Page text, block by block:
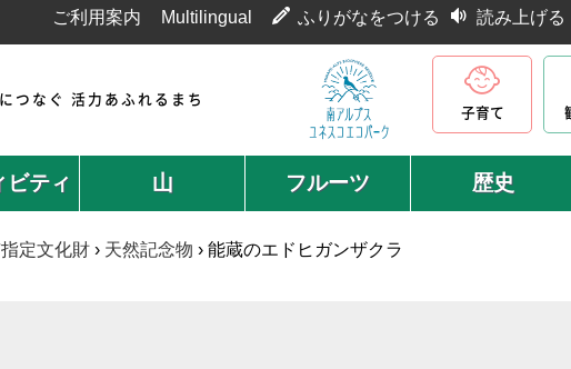
ご利用案内 Multilingual ふりがなをつける 読み上げる
つなぐ 活力あふれるまち
子育て
ビティ 山 フルーツ 歴史
定文化財 › 天然記念物 › 能蔵のエドヒガンザクラ